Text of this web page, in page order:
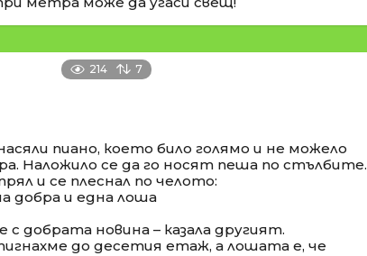
214 7
пиано, което било голямо и не можело
Наложило се да го носят пеша по стълбите.
и се плеснал по челото:
добра и една лоша
с добрата новина – казала другият.
до десетия етаж, а лошата е, че